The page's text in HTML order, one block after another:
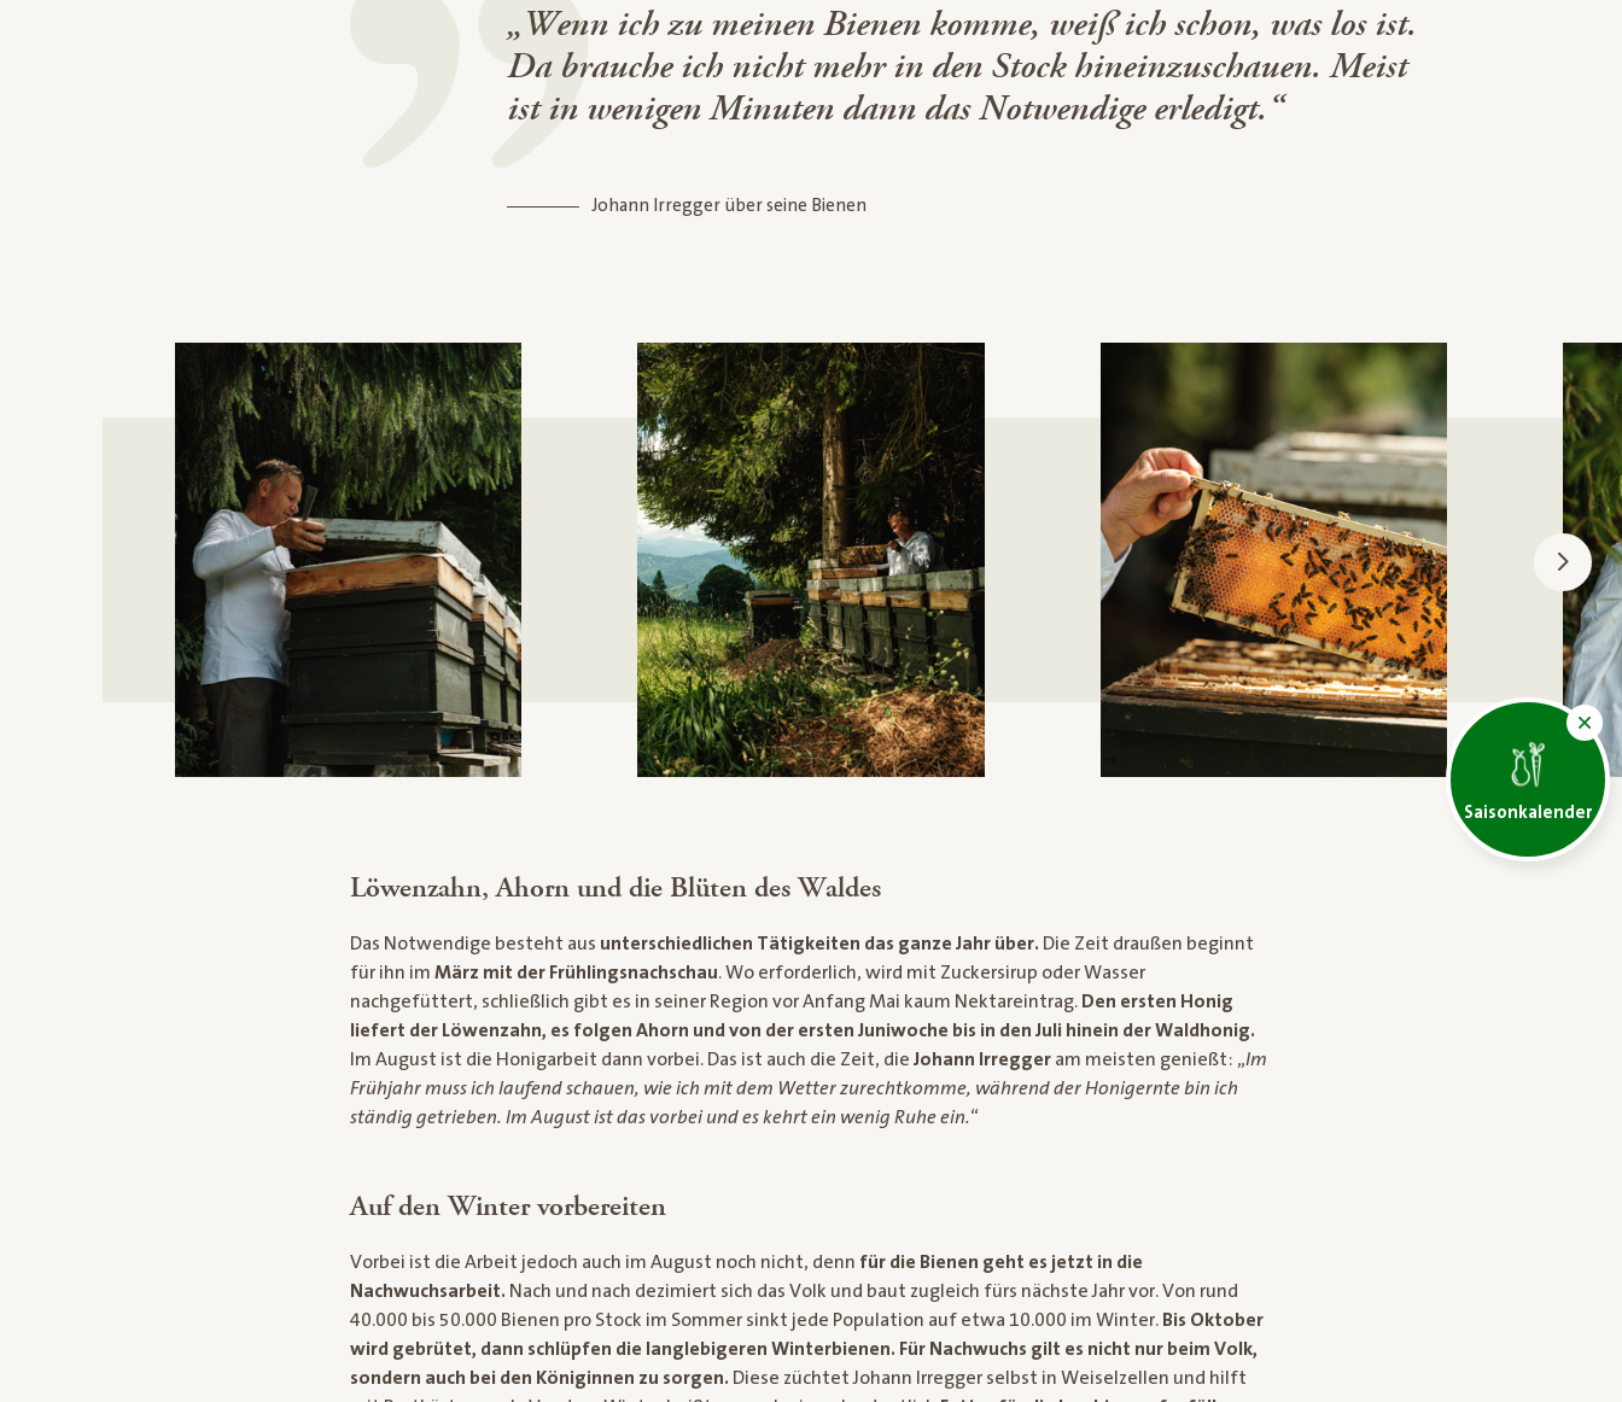
Saisonkalender
„Wenn ich zu meinen Bienen komme, weiß ich schon, was los ist.
Da brauche ich nicht mehr in den Stock hineinzuschauen. Meist
ist in wenigen Minuten dann das Notwendige erledigt.“
Johann Irregger über seine Bienen
Löwenzahn, Ahorn und die Blüten des Waldes
Das Notwendige besteht aus unterschiedlichen Tätigkeiten das ganze Jahr über. Die Zeit draußen beginnt
für ihn im März mit der Frühlingsnachschau. Wo erforderlich, wird mit Zuckersirup oder Wasser
nachgefüttert, schließlich gibt es in seiner Region vor Anfang Mai kaum Nektareintrag. Den ersten Honig
liefert der Löwenzahn, es folgen Ahorn und von der ersten Juniwoche bis in den Juli hinein der Waldhonig.
Im August ist die Honigarbeit dann vorbei. Das ist auch die Zeit, die Johann Irregger am meisten genießt: „Im
Frühjahr muss ich laufend schauen, wie ich mit dem Wetter zurechtkomme, während der Honigernte bin ich
ständig getrieben. Im August ist das vorbei und es kehrt ein wenig Ruhe ein.“
Auf den Winter vorbereiten
Vorbei ist die Arbeit jedoch auch im August noch nicht, denn für die Bienen geht es jetzt in die
Nachwuchsarbeit. Nach und nach dezimiert sich das Volk und baut zugleich fürs nächste Jahr vor. Von rund
40.000 bis 50.000 Bienen pro Stock im Sommer sinkt jede Population auf etwa 10.000 im Winter. Bis Oktober
wird gebrütet, dann schlüpfen die langlebigeren Winterbienen. Für Nachwuchs gilt es nicht nur beim Volk,
sondern auch bei den Königinnen zu sorgen. Diese züchtet Johann Irregger selbst in Weiselzellen und hilft